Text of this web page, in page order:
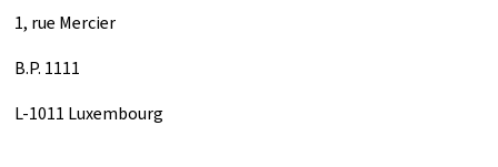
1, rue Mercier
B.P. 1111
L-1011 Luxembourg